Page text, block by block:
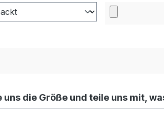
die Größe und teile uns mit,